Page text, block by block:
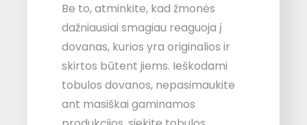
Be to, atminkite, kad žmonės
dažniausiai smagiau reaguoja į
dovanas, kurios yra originalios ir
skirtos būtent jiems. Ieškodami
tobulos dovanos, nepasimaukite
ant masiškai gaminamos